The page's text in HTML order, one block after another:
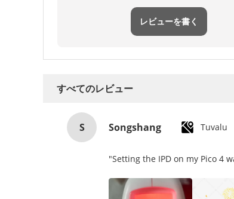
レビューを書く
すべてのレビュー
S Songshang Tuvalu
"Setting the IPD on my Pico 4